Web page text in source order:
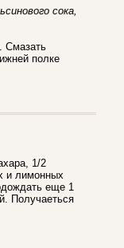
сока,
Смазать
полке
1/2
и лимонных
еще 1
Получаеться